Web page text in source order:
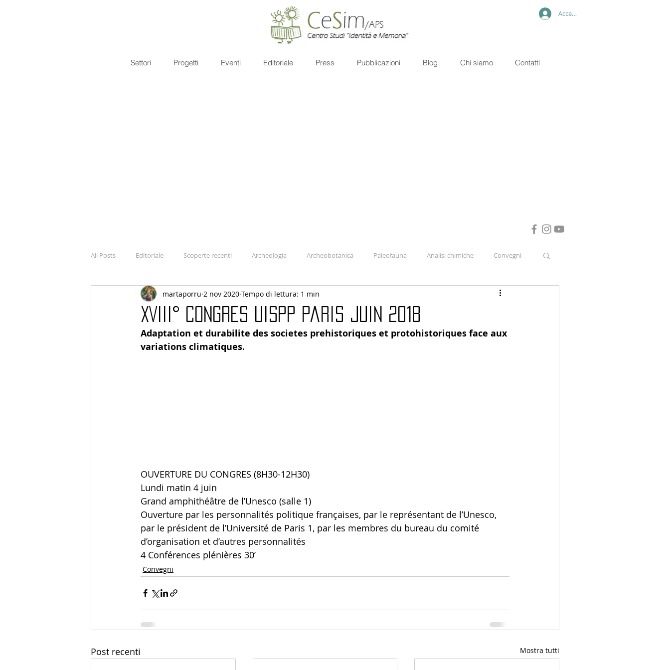
Accedi
Settori Progetti Eventi Editoriale Press Pubblicazioni Blog Chi siamo Contatti
All Posts Editoriale Scoperte recenti Archeologia Archeobotanica Paleofauna Analisi chimiche Convegni
Conferenze Mostre Presentazione libri Progetti
XVIII° Congres Uispp Paris Juin 2018
martaporru 2 nov 2020 Tempo di lettura: 1 min
Adaptation et durabilite des societes prehistoriques et protohistoriques face aux
variations climatiques.
OUVERTURE DU CONGRES (8H30-12H30)
Lundi matin 4 juin
Grand amphithéâtre de l’Unesco (salle 1)
Ouverture par les personnalités politique françaises, par le représentant de l’Unesco,
par le président de l’Université de Paris 1, par les membres du bureau du comité
d’organisation et d’autres personnalités
4 Conférences plénières 30’
Convegni
Post recenti Mostra tutti